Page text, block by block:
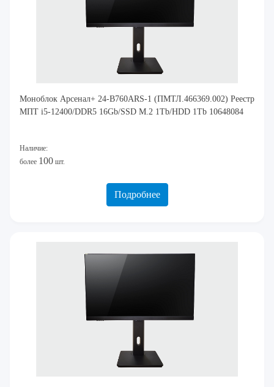
Моноблок Арсенал+ 24-B760ARS-1 (ПМТЛ.466369.002) Реестр
МПТ i5-12400/DDR5 16Gb/SSD M.2 1Tb/HDD 1Tb 10648084
Наличие:
более 100 шт.
Подробнее